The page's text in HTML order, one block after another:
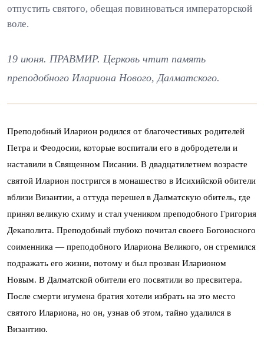
отпустить святого, обещая повиноваться императорской
воле.
19 июня. ПРАВМИР. Церковь чтит память
преподобного Илариона Нового, Далматского.
Преподобный Иларион родился от благочестивых родителей
Петра и Феодосии, которые воспитали его в добродетели и
наставили в Священном Писании. В двадцатилетнем возрасте
святой Иларион постригся в монашество в Исихийской обители
вблизи Византии, а оттуда перешел в Далматскую обитель, где
принял великую схиму и стал учеником преподобного Григория
Декаполита. Преподобный глубоко почитал своего Богоносного
соименника — преподобного Илариона Великого, он стремился
подражать его жизни, потому и был прозван Иларионом
Новым. В Далматской обители его посвятили во пресвитера.
После смерти игумена братия хотели избрать на это место
святого Илариона, но он, узнав об этом, тайно удалился в
Византию.